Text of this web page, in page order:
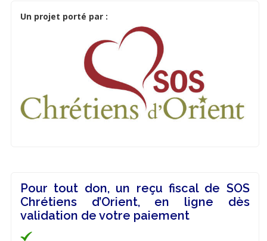
Un projet porté par :
Pour tout don, un reçu fiscal de SOS
Chrétiens d’Orient, en ligne dès
validation de votre paiement